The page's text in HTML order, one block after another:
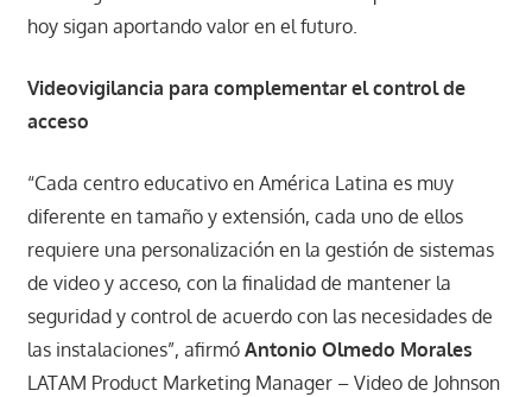
hoy sigan aportando valor en el futuro.
Videovigilancia para complementar el control de
acceso
“Cada centro educativo en América Latina es muy
diferente en tamaño y extensión, cada uno de ellos
requiere una personalización en la gestión de sistemas
de video y acceso, con la finalidad de mantener la
seguridad y control de acuerdo con las necesidades de
las instalaciones”, afirmó Antonio Olmedo Morales
LATAM Product Marketing Manager – Video de Johnson